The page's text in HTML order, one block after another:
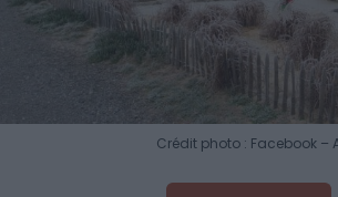
Crédit photo : Facebook –